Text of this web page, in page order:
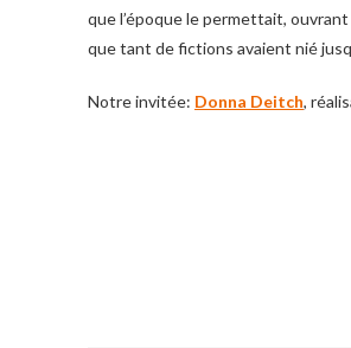
que l’époque le permettait,
que tant de fictions avaient nié
Notre invitée: Donna Deitch,